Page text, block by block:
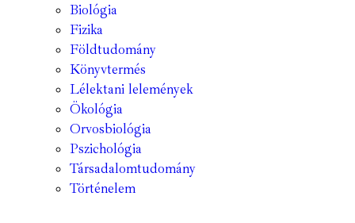
Biológia
Fizika
Földtudomány
Könyvtermés
Lélektani lelemények
Ökológia
Orvosbiológia
Pszichológia
Társadalomtudomány
Történelem